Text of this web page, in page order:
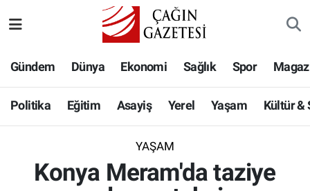
Gündem Dünya Ekonomi Sağlık Spor
Politika Eğitim Asayiş Yerel Yaşam Kültür &
YAŞAM
Konya Meram'da taziye
Eğitim
Asayiş
Hava Durumu
Namaz Vakitleri